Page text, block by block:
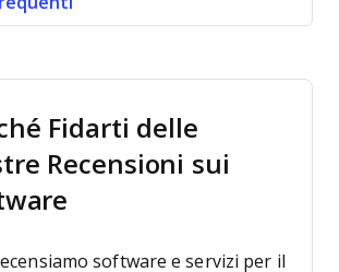
Fidarti delle
Recensioni sui
software e servizi per il